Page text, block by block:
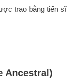
trao bằng tiến sĩ
Ancestral)